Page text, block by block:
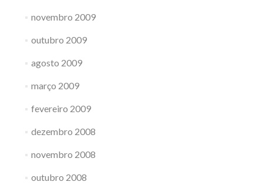
novembro 2009
outubro 2009
agosto 2009
março 2009
fevereiro 2009
dezembro 2008
novembro 2008
outubro 2008